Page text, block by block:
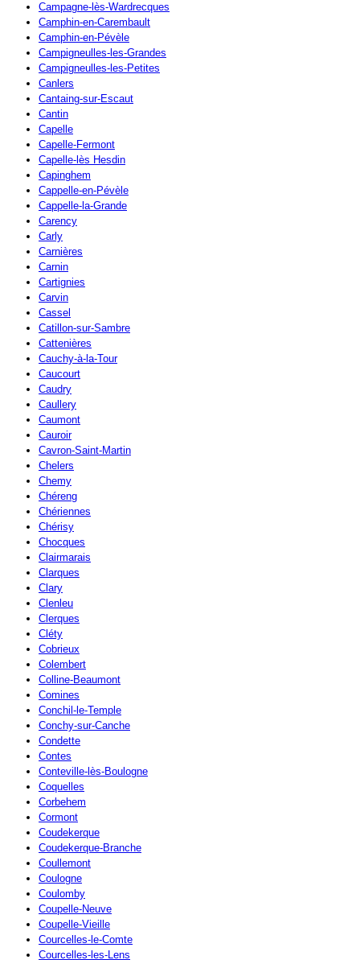
Campagne-lès-Wardrecques
Camphin-en-Carembault
Camphin-en-Pévèle
Campigneulles-les-Grandes
Campigneulles-les-Petites
Canlers
Cantaing-sur-Escaut
Cantin
Capelle
Capelle-Fermont
Capelle-lès Hesdin
Capinghem
Cappelle-en-Pévèle
Cappelle-la-Grande
Carency
Carly
Carnières
Carnin
Cartignies
Carvin
Cassel
Catillon-sur-Sambre
Cattenières
Cauchy-à-la-Tour
Caucourt
Caudry
Caullery
Caumont
Cauroir
Cavron-Saint-Martin
Chelers
Chemy
Chéreng
Chériennes
Chérisy
Chocques
Clairmarais
Clarques
Clary
Clenleu
Clerques
Cléty
Cobrieux
Colembert
Colline-Beaumont
Comines
Conchil-le-Temple
Conchy-sur-Canche
Condette
Contes
Conteville-lès-Boulogne
Coquelles
Corbehem
Cormont
Coudekerque
Coudekerque-Branche
Coullemont
Coulogne
Coulomby
Coupelle-Neuve
Coupelle-Vieille
Courcelles-le-Comte
Courcelles-les-Lens